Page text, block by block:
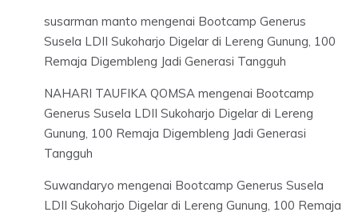
susarman manto mengenai Bootcamp Generus
Susela LDII Sukoharjo Digelar di Lereng Gunung, 100
Remaja Digembleng Jadi Generasi Tangguh
NAHARI TAUFIKA QOMSA mengenai Bootcamp
Generus Susela LDII Sukoharjo Digelar di Lereng
Gunung, 100 Remaja Digembleng Jadi Generasi
Tangguh
Suwandaryo mengenai Bootcamp Generus Susela
LDII Sukoharjo Digelar di Lereng Gunung, 100 Remaja